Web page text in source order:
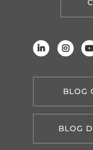
BLOG
BLOG